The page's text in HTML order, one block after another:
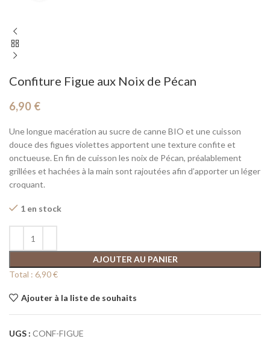
Confiture Figue aux Noix de Pécan
6,90 €
Une longue macération au sucre de canne BIO et une cuisson
douce des figues violettes apportent une texture confite et
onctueuse. En fin de cuisson les noix de Pécan, préalablement
grillées et hachées à la main sont rajoutées afin d’apporter un léger
croquant.
1 en stock
AJOUTER AU PANIER
Total : 6,90 €
Ajouter à la liste de souhaits
UGS : CONF-FIGUE